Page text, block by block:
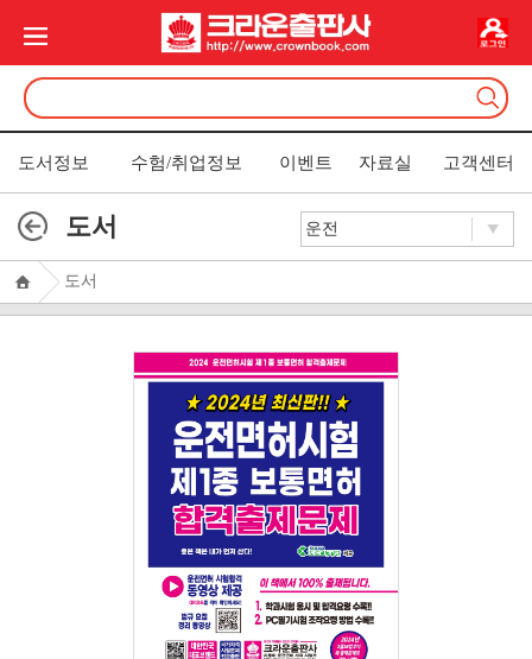
도서정보 수험/취업정보 이벤트 자료실 고객센터
도서
도서